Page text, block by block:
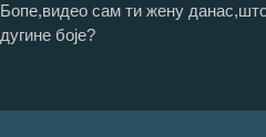
Бопе,видео сам ти жену
дугине боје?